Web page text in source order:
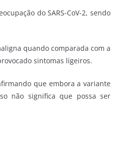
do SARS-CoV-2, sendo
quando comparada com a
sintomas ligeiros.
que embora a variante
não significa que possa ser